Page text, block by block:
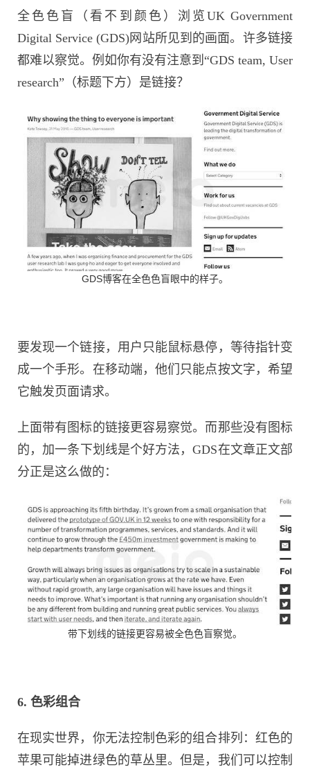
全色色盲（看不到颜色）浏览UK Government
Digital Service (GDS)网站所见到的画面。许多链接
都难以察觉。例如你有没有注意到“GDS team, User
research”（标题下方）是链接？
GDS博客在全色色盲眼中的样子。
要发现一个链接，用户只能鼠标悬停，等待指针变
成一个手形。在移动端，他们只能点按文字，希望
它触发页面请求。
上面带有图标的链接更容易察觉。而那些没有图标
的，加一条下划线是个好方法，GDS在文章正文部
分正是这么做的：
带下划线的链接更容易被全色色盲察觉。
6. 色彩组合
在现实世界，你无法控制色彩的组合排列：红色的
苹果可能掉进绿色的草丛里。但是，我们可以控制